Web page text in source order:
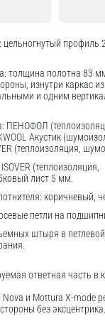
цельногнутый профиль
толщина полотна 83
изнутри каркас
и одним
ПЕНОФОЛ
Акустик
(теплоизоляция,
(теплоизоляция,
лист 5 мм.
коричневый,
петли на
штыря в петлевой
ответная часть в
и Mottura X-mode
без эксцентрика.